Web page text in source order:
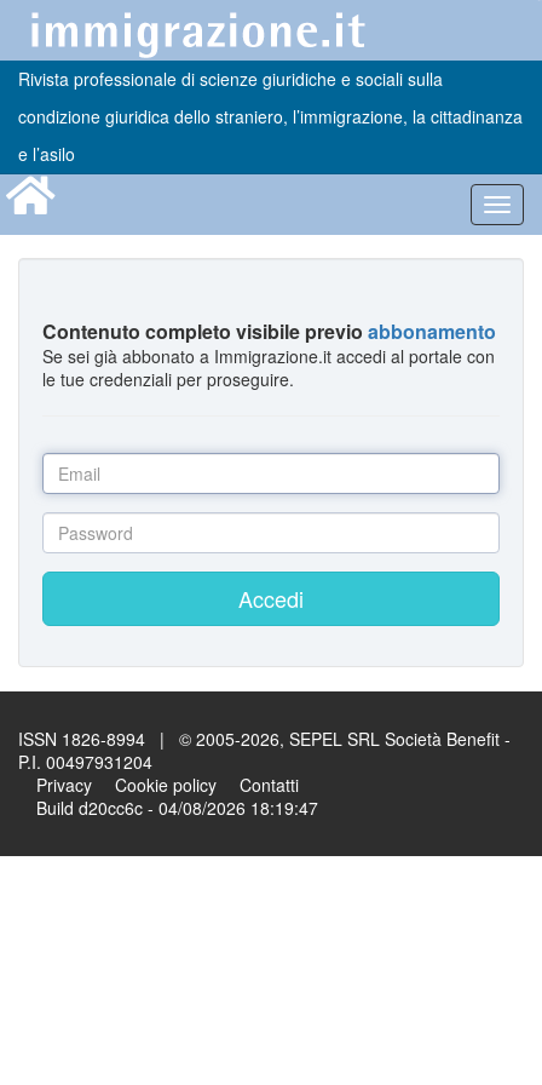
Rivista professionale di scienze giuridiche e sociali sulla
condizione giuridica dello straniero, l’immigrazione, la cittadinanza
e l’asilo
Contenuto completo visibile previo abbonamento
Se sei già abbonato a Immigrazione.it accedi al portale con
le tue credenziali per proseguire.
Accedi
ISSN 1826-8994 | © 2005-2026, SEPEL SRL Società Benefit -
P.I. 00497931204
Privacy
Cookie policy
Contatti
Build d20cc6c - 04/08/2026 18:19:47